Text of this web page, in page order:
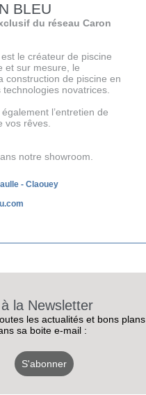
BLEU
du réseau Caron
le créateur de piscine
et sur mesure, le
construction de piscine en
novatrices.
l’entretien de
vos rêves.
notre showroom.
- Claouey
la Newsletter
les actualités et bons plans
sa boite e-mail :
S'abonner